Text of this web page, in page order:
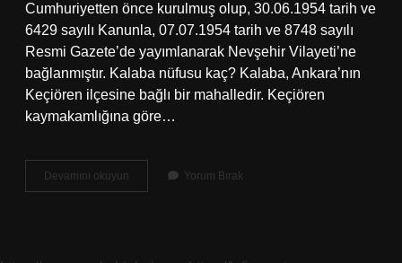
Cumhuriyetten önce kurulmuş olup, 30.06.1954 tarih ve
6429 sayılı Kanunla, 07.07.1954 tarih ve 8748 sayılı
Resmi Gazete’de yayımlanarak Nevşehir Vilayeti’ne
bağlanmıştır. Kalaba nüfusu kaç? Kalaba, Ankara’nın
Keçiören ilçesine bağlı bir mahalledir. Keçiören
kaymakamlığına göre…
Devamını okuyun
Ilçesi
Yorum Bırak